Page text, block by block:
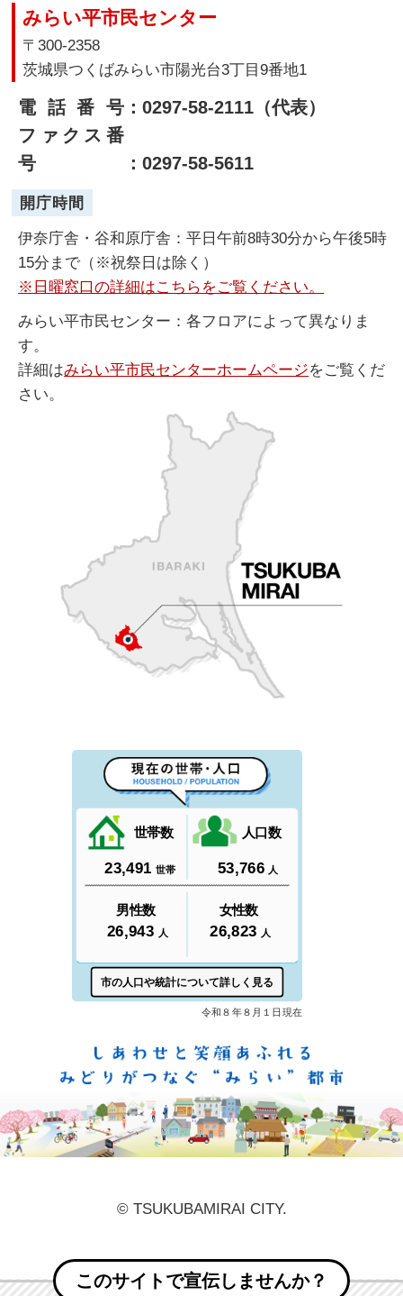
みらい平市民センター
〒300-2358
茨城県つくばみらい市陽光台3丁目9番地1
電話番号：0297-58-2111（代表）
ファクス番
号
：0297-58-5611
開庁時間
伊奈庁舎・谷和原庁舎：平日午前8時30分から午後5時
15分まで（※祝祭日は除く）
※日曜窓口の詳細はこちらをご覧ください。
みらい平市民センター：各フロアによって異なりま
す。
詳細はみらい平市民センターホームページをご覧くだ
さい。
© TSUKUBAMIRAI CITY.
このサイトで宣伝しませんか？